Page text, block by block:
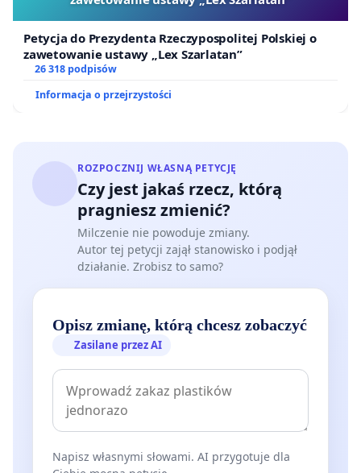
Petycja do Prezydenta Rzeczypospolitej Polskiej o
zawetowanie ustawy „Lex Szarlatan”
26 318 podpisów
Informacja o przejrzystości
ROZPOCZNIJ WŁASNĄ PETYCJĘ
Czy jest jakaś rzecz, którą
pragniesz zmienić?
Milczenie nie powoduje zmiany.
Autor tej petycji zajął stanowisko i podjął
działanie. Zrobisz to samo?
Opisz zmianę, którą chcesz zobaczyć
Zasilane przez AI
Napisz własnymi słowami. AI przygotuje dla